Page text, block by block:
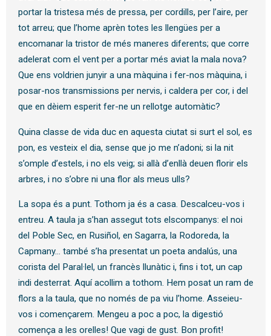
portar la tristesa més de pressa, per cordills, per l’aire, per
tot arreu; que l’home aprèn totes les llengües per a
encomanar la tristor de més maneres diferents; que corre
adelerat com el vent per a portar més aviat la mala nova?
Que ens voldrien junyir a una màquina i fer-nos màquina, i
posar-nos transmissions per nervis, i caldera per cor, i del
que en dèiem esperit fer-ne un rellotge automàtic?
Quina classe de vida duc en aquesta ciutat si surt el sol, es
pon, es vesteix el dia, sense que jo me n’adoni; si la nit
s’omple d’estels, i no els veig; si allà d’enllà deuen florir els
arbres, i no s’obre ni una flor als meus ulls?
La sopa és a punt. Tothom ja és a casa. Descalceu-vos i
entreu. A taula ja s’han assegut tots elscompanys: el noi
del Poble Sec, en Rusiñol, en Sagarra, la Rodoreda, la
Capmany… també s’ha presentat un poeta andalús, una
corista del Paral·lel, un francès llunàtic i, fins i tot, un cap
indi desterrat. Aquí acollim a tothom. Hem posat un ram de
flors a la taula, que no només de pa viu l’home. Asseieu-
vos i començarem. Mengeu a poc a poc, la digestió
comença a les orelles! Que vagi de gust. Bon profit!